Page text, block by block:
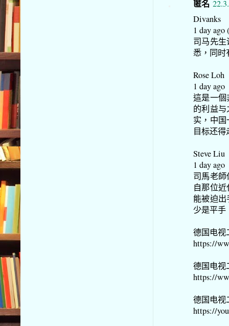
匿名
Divanks
1 day ago
司马先
悉，同时
Rose Loh
1 day ago
這是一
的利益
实，中
目标还
Steve Liu
1 day ago
司馬老
自那位
能被迫
少是平手
德国电视
https://
德国电视
https://
德国电视
https://